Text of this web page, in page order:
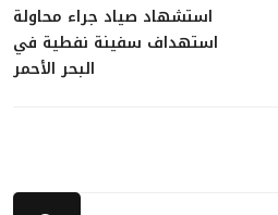
استشهاد صياد جراء محاولة
استهداف سفينة نفطية في
البحر الأحمر